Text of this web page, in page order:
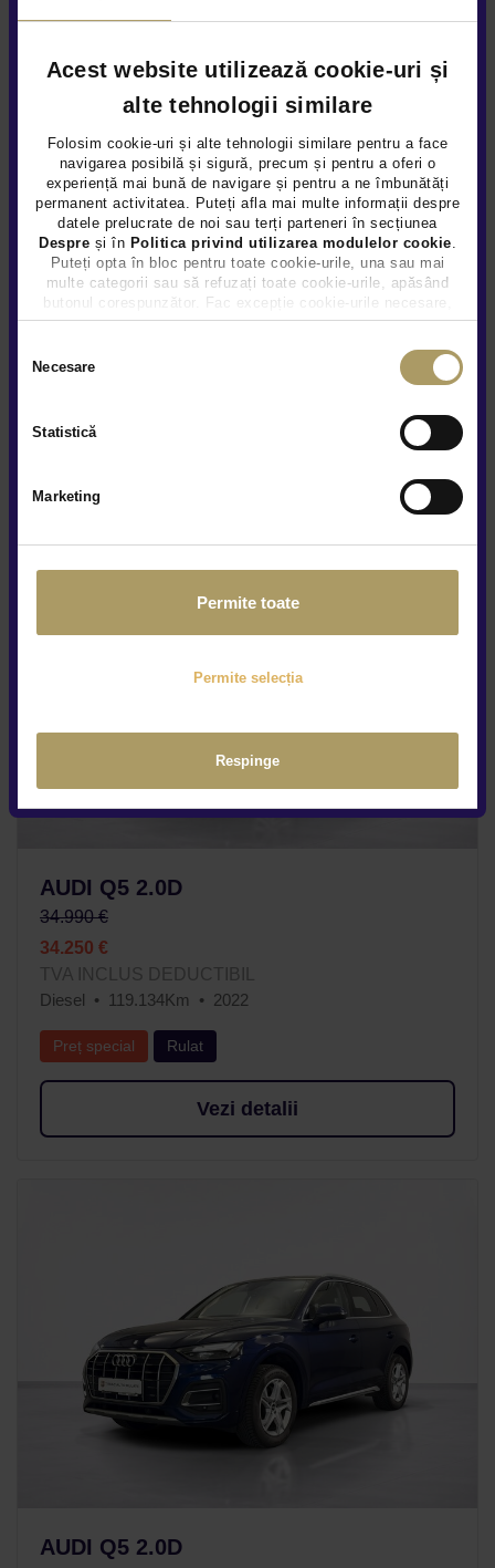
Acest website utilizează cookie-uri și
alte tehnologii similare
Folosim cookie-uri și alte tehnologii similare pentru a face
navigarea posibilă și sigură, precum și pentru a oferi o
experiență mai bună de navigare și pentru a ne îmbunătăți
permanent activitatea. Puteți afla mai multe informații despre
datele prelucrate de noi sau terți parteneri în secțiunea
Despre și în Politica privind utilizarea modulelor cookie
Puteți opta în bloc pentru toate cookie-urile, una sau mai
multe categorii sau să refuzați toate cookie-urile, apăsând
butonul corespunzător. Fac excepție cookie-urile necesare,
care sunt activate automat, conform legislației în vigoare.
Necesare
Statistică
Marketing
Permite toate
Permite selecția
Respinge
AUDI Q5 2.0L
35.950 €
34.790 €
AUDI Q5 2.0D
34.990 €
34.250 €
TVA INCLUS DEDUCTIBIL
Diesel
119.134Km 2022
Preț special Rulat
Vezi detalii
AUDI Q5 2.0D